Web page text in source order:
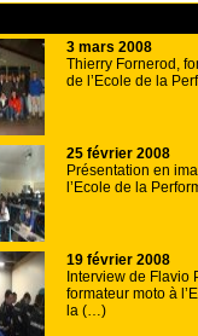
3 mars 2008
Thierry Fornerod,
de l’Ecole de la
25 février 2008
Présentation en
l’Ecole de la
19 février 2008
Interview de Flavio
formateur moto à
la (…)